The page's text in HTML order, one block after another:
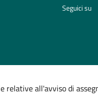
Seguici su
relative all'avviso di